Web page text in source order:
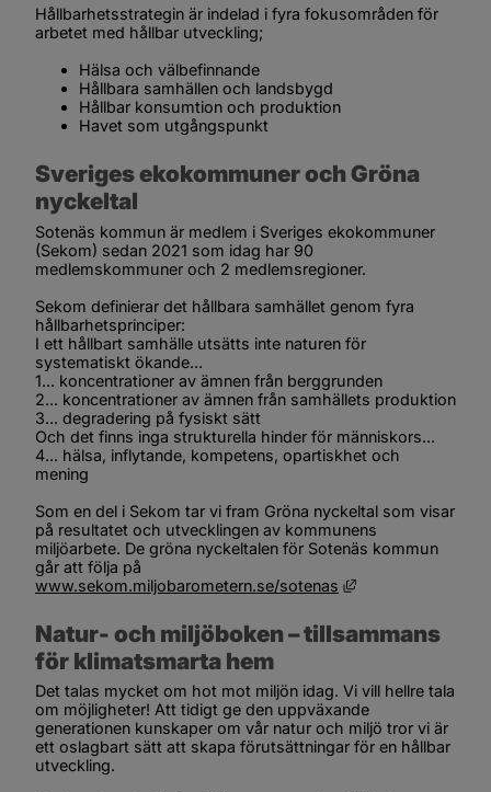
Hållbarhetsstrategin är indelad i fyra fokusområden för
arbetet med hållbar utveckling;
Hälsa och välbefinnande
Hållbara samhällen och landsbygd
Hållbar konsumtion och produktion
Havet som utgångspunkt
Sveriges ekokommuner och Gröna
nyckeltal
Sotenäs kommun är medlem i Sveriges ekokommuner
(Sekom) sedan 2021 som idag har 90
medlemskommuner och 2 medlemsregioner.
Sekom definierar det hållbara samhället genom fyra
hållbarhetsprinciper:
I ett hållbart samhälle utsätts inte naturen för
systematiskt ökande...
1... koncentrationer av ämnen från berggrunden
2... koncentrationer av ämnen från samhällets produktion
3... degradering på fysiskt sätt
Och det finns inga strukturella hinder för människors...
4... hälsa, inflytande, kompetens, opartiskhet och
mening
Som en del i Sekom tar vi fram Gröna nyckeltal som visar
på resultatet och utvecklingen av kommunens
miljöarbete. De gröna nyckeltalen för Sotenäs kommun
går att följa på
www.sekom.miljobarometern.se/sotenas
Länk till annan
Natur- och miljöboken – tillsammans
för klimatsmarta hem
Det talas mycket om hot mot miljön idag. Vi vill hellre tala
om möjligheter! Att tidigt ge den uppväxande
generationen kunskaper om vår natur och miljö tror vi är
ett oslagbart sätt att skapa förutsättningar för en hållbar
utveckling.